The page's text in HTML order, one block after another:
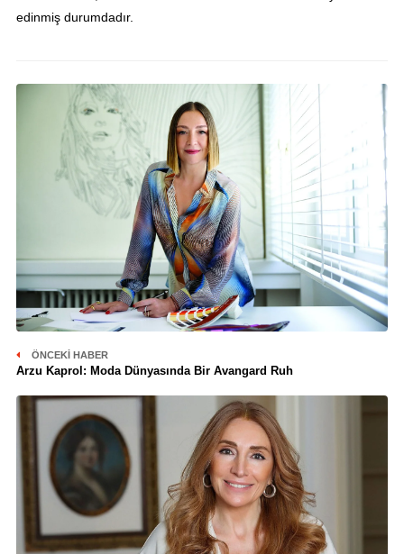
edinmiş durumdadır.
ÖNCEKI HABER
Arzu Kaprol: Moda Dünyasında Bir Avangard Ruh